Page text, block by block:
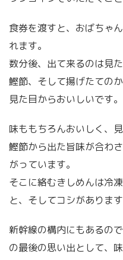
食券を渡すと、おばちゃ
れます。
数分後、出て来るのは見
鰹節、そして揚げたてのか
見た目からおいしいです。
味ももちろんおいしく、
鰹節から出た旨味が合わ
がっています。
そこに絡むきしめんは冷
と、そしてコシがあります
新幹線の構内にもあるの
の最後の思い出として、